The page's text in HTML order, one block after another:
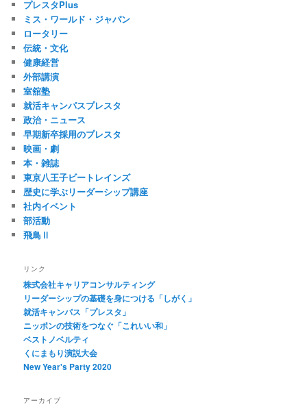
プレスタPlus
ミス・ワールド・ジャパン
ロータリー
伝統・文化
健康経営
外部講演
室舘塾
就活キャンパスプレスタ
政治・ニュース
早期新卒採用のプレスタ
映画・劇
本・雑誌
東京八王子ビートレインズ
歴史に学ぶリーダーシップ講座
社内イベント
部活動
飛鳥Ⅱ
リンク
株式会社キャリアコンサルティング
リーダーシップの基礎を身につける「しがく」
就活キャンパス「プレスタ」
ニッポンの技術をつなぐ「これいい和」
ベストノベルティ
くにまもり演説大会
New Year's Party 2020
アーカイブ